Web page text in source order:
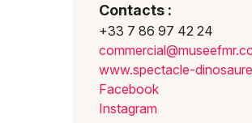
Contacts :
+33 7 86 97 42 24
commercial@museefmr.
www.spectacle-dinosa
Facebook
Instagram